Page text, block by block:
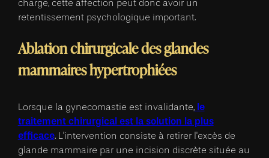
charge, cette affection peut donc avoir un
retentissement psychologique important.
Ablation chirurgicale des glandes
mammaires hypertrophiées
Lorsque la gynecomastie est invalidante, le
traitement chirurgical est la solution la plus
efficace. L'intervention consiste à retirer l'excès de
glande mammaire par une incision discrète située au